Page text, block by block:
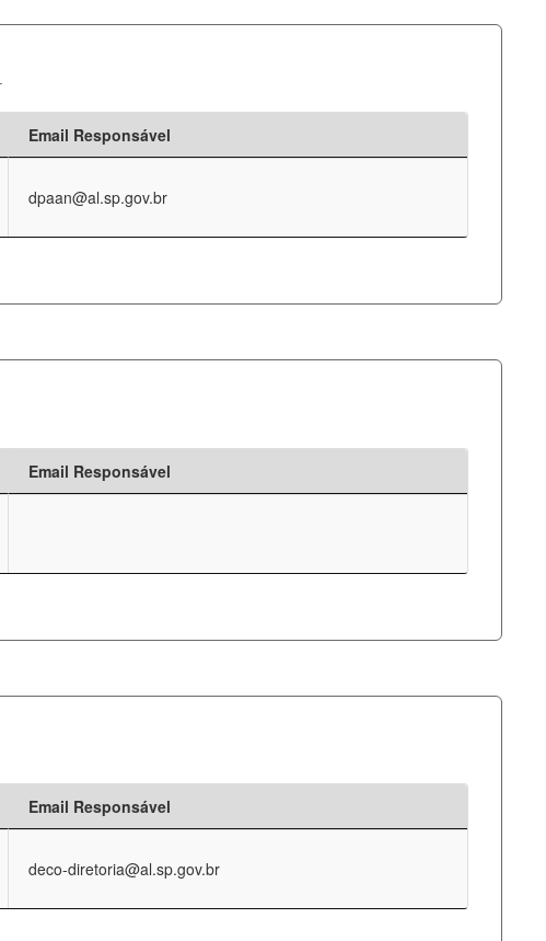
Email Responsável
dpaan@al.sp.gov.br
Email Responsável
Email Responsável
deco-diretoria@al.sp.gov.br